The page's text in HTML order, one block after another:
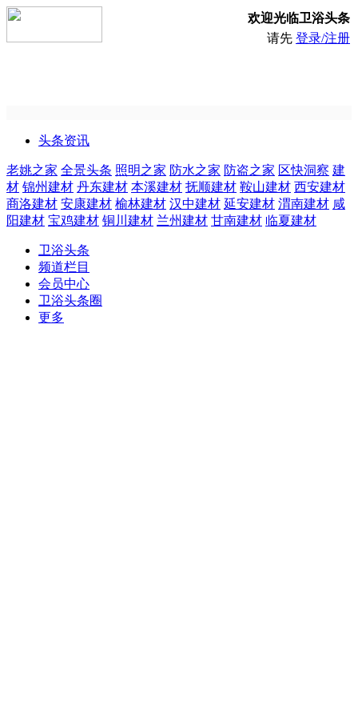
欢迎光临卫浴头条
请先 登录/注册
头条资讯
老姚之家 全景头条 照明之家 防水之家 防盗之家 区快洞察 建
材 锦州建材 丹东建材 本溪建材 抚顺建材 鞍山建材 西安建材
商洛建材 安康建材 榆林建材 汉中建材 延安建材 渭南建材 咸
阳建材 宝鸡建材 铜川建材 兰州建材 甘南建材 临夏建材
卫浴头条
频道栏目
会员中心
卫浴头条圈
更多